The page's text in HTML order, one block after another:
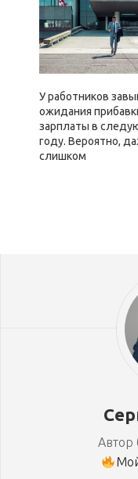
У работников
ожидания
зарплаты в
году. Вероятно,
слишком
Автор